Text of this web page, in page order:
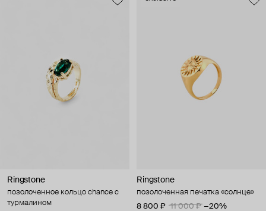
Ringstone
позолоченное кольцо chance с
турмалином
Ringstone
позолоченная печатка «солнце»
8 800 ₽
11 000 ₽ −20%